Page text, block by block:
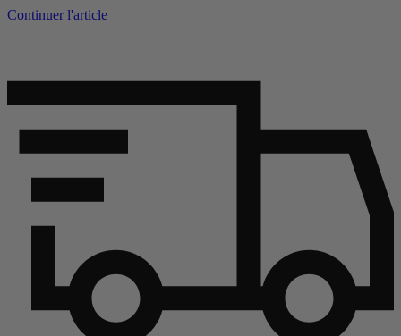
Continuer l'article